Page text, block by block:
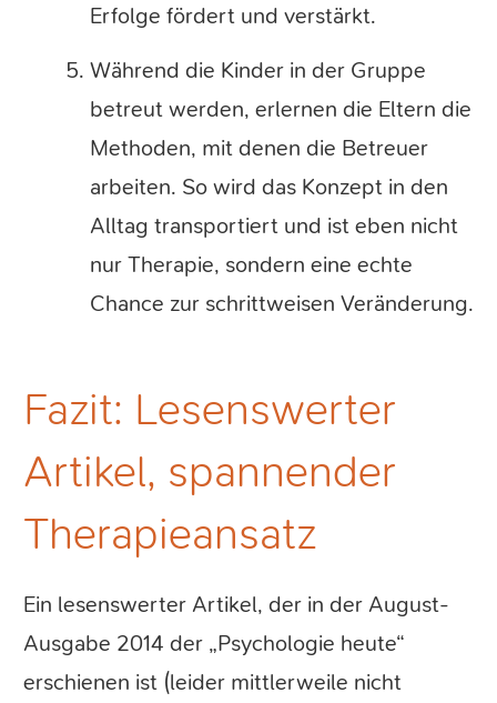
Erfolge fördert und verstärkt.
Während die Kinder in der Gruppe
betreut werden, erlernen die Eltern die
Methoden, mit denen die Betreuer
arbeiten. So wird das Konzept in den
Alltag transportiert und ist eben nicht
nur Therapie, sondern eine echte
Chance zur schrittweisen Veränderung.
Fazit: Lesenswerter
Artikel, spannender
Therapieansatz
Ein lesenswerter Artikel, der in der August-
Ausgabe 2014 der „Psychologie heute“
erschienen ist (leider mittlerweile nicht